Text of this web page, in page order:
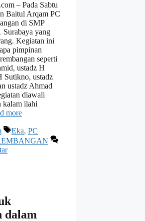
– Pada Sabtu
Baitul Arqam PC
di SMP
Surabaya yang
Kegiatan ini
pimpinan
seperti
ustadz H
Sutikno, ustadz
ustadz Ahmad
diawali
kalam ilahi
more
Tag
Eka, PC
dalam